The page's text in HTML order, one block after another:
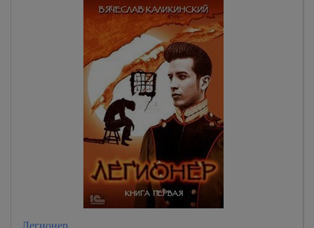
Легионер